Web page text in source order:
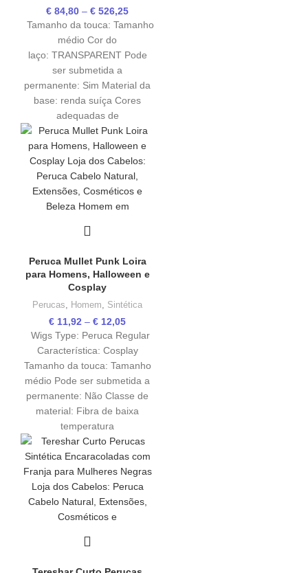
€ 84,80 – € 526,25
Tamanho da touca: Tamanho
médio Cor do
laço: TRANSPARENT Pode
ser submetida a
permanente: Sim Material da
base: renda suíça Cores
adequadas de
Peruca Mullet Punk Loira
para Homens, Halloween e
Cosplay
Perucas Homem Sintética
€ 11,92 – € 12,05
Wigs Type: Peruca Regular
Característica: Cosplay
Tamanho da touca: Tamanho
médio Pode ser submetida a
permanente: Não Classe de
material: Fibra de baixa
temperatura